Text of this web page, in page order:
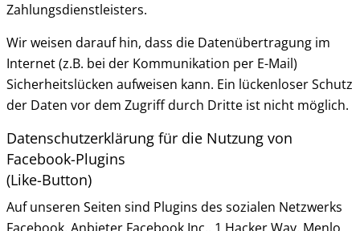
Zahlungsdienstleisters.
Wir weisen darauf hin, dass die Datenübertragung im
Internet (z.B. bei der Kommunikation per E-Mail)
Sicherheitslücken aufweisen kann. Ein lückenloser Schutz
der Daten vor dem Zugriff durch Dritte ist nicht möglich.
Datenschutzerklärung für die Nutzung von
Facebook-Plugins
(Like-Button)
Auf unseren Seiten sind Plugins des sozialen Netzwerks